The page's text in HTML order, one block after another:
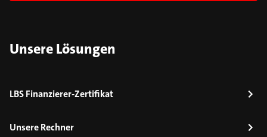
Unsere Lösungen
LBS Finanzierer-Zertifikat
Unsere Rechner